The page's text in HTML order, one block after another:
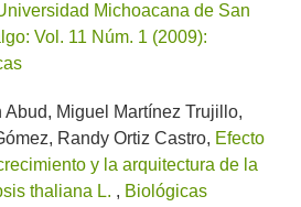
Michoacana de San
Vol. 11 Núm. 1 (2009):
Abud, Miguel Martínez Trujillo,
Randy Ortiz Castro, Efecto
y la arquitectura de la
thaliana L. , Biológicas